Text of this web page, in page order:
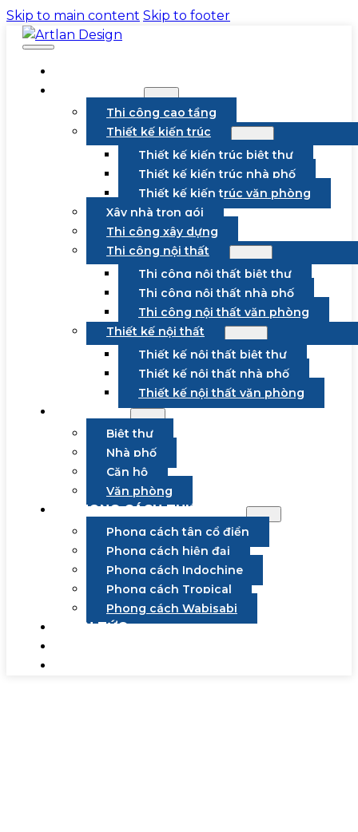
Skip to main content Skip to footer
Thi công cao tầng
Thiết kế kiến trúc
Thiết kế kiến trúc biệt thự
Thiết kế kiến trúc nhà phố
Thiết kế kiến trúc văn phòng
Xây nhà trọn gói
Thi công xây dựng
Thi công nội thất
Thi công nội thất biệt thự
Thi công nội thất nhà phố
Thi công nội thất văn phòng
Thiết kế nội thất
Thiết kế nội thất biệt thự
Thiết kế nội thất nhà phố
Thiết kế nội thất văn phòng
Biệt thự
Nhà phố
Căn hộ
Văn phòng
PHONG CÁCH THIẾT KẾ
Phong cách tân cổ điển
Phong cách hiện đại
Phong cách Indochine
Phong cách Tropical
Phong cách Wabisabi
TIN TỨC